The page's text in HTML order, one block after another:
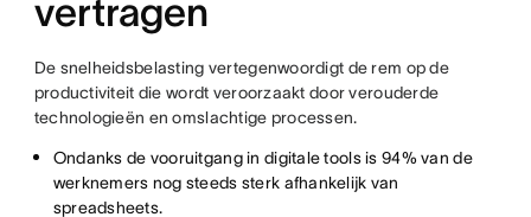
vertragen
De snelheidsbelasting vertegenwoordigt de rem op de
productiviteit die wordt veroorzaakt door verouderde
technologieën en omslachtige processen.
Ondanks de vooruitgang in digitale tools is 94% van de
werknemers nog steeds sterk afhankelijk van
spreadsheets.